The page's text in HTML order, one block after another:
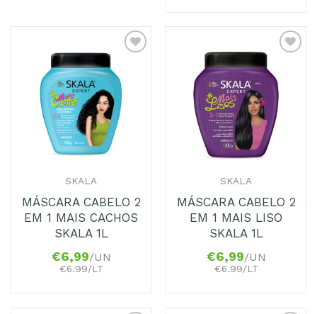
Adicionar
aos
Favoritos
SKALA
MÁSCARA CABELO 2
EM 1 MAIS CACHOS
SKALA 1L
€6,99/UN
€6.99/LT
Adicionar
aos
Favoritos
SKALA
MÁSCARA CABELO 2
EM 1 MAIS LISO
SKALA 1L
€6,99/UN
€6.99/LT